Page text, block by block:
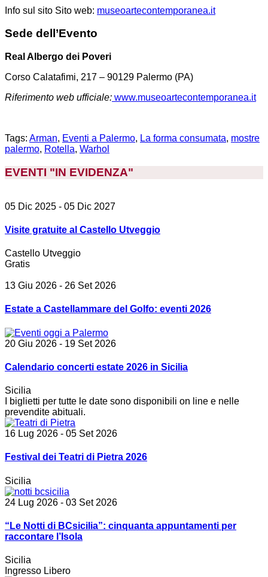
Info sul sito Sito web: museoartecontemporanea.it
Sede dell’Evento
Real Albergo dei Poveri
Corso Calatafimi, 217 – 90129 Palermo (PA)
Riferimento web ufficiale: www.museoartecontemporanea.it
Tags: Arman, Eventi a Palermo, La forma consumata, mostre
palermo, Rotella, Warhol
EVENTI "IN EVIDENZA"
05 Dic 2025 - 05 Dic 2027
Visite gratuite al Castello Utveggio
Castello Utveggio
Gratis
13 Giu 2026 - 26 Set 2026
Estate a Castellammare del Golfo: eventi 2026
20 Giu 2026 - 19 Set 2026
Calendario concerti estate 2026 in Sicilia
Sicilia
I biglietti per tutte le date sono disponibili on line e nelle
prevendite abituali.
16 Lug 2026 - 05 Set 2026
Festival dei Teatri di Pietra 2026
Sicilia
24 Lug 2026 - 03 Set 2026
“Le Notti di BCsicilia”: cinquanta appuntamenti per
raccontare l’Isola
Sicilia
Ingresso Libero